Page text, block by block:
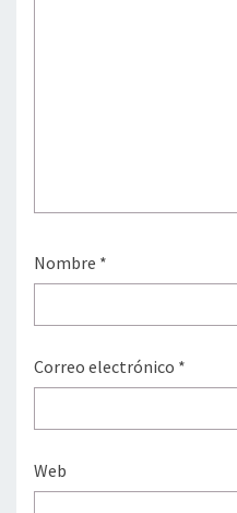
Nombre *
Correo electrónico *
Web